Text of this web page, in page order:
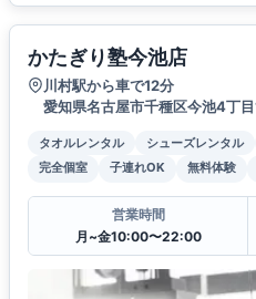
かたぎり塾今池店
川村駅から車で12分
愛知県名古屋市千種区今池4丁
タオルレンタル シューズレンタル
完全個室
子連れOK 無料体験
営業時間
月~金10:00〜22:00